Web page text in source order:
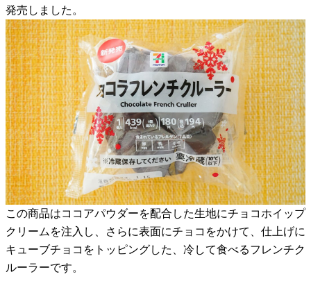
発売しました。
この商品はココアパウダーを配合した生地にチョコホイップ
クリームを注入し、さらに表面にチョコをかけて、仕上げに
キューブチョコをトッピングした、冷して食べるフレンチク
ルーラーです。